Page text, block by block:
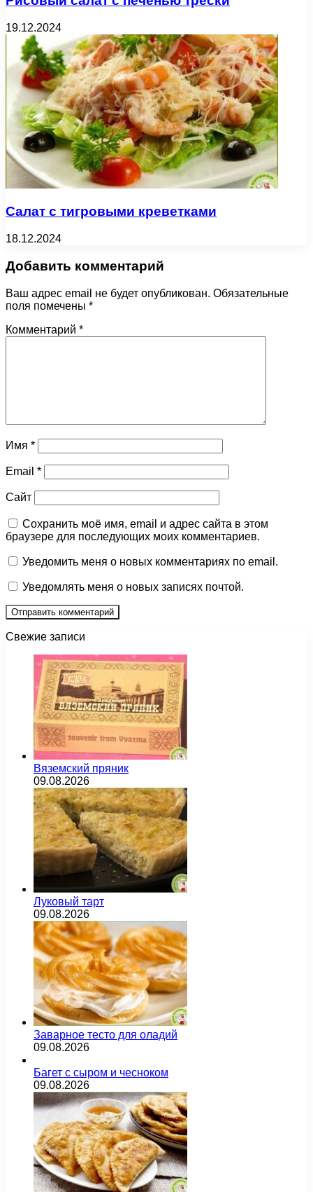
19.12.2024
Салат с тигровыми креветками
18.12.2024
Добавить комментарий
Ваш адрес email не будет опубликован. Обязательные
поля помечены *
Комментарий *
Имя *
Email *
Сайт
Сохранить моё имя, email и адрес сайта в этом
браузере для последующих моих комментариев.
Уведомить меня о новых комментариях по email.
Уведомлять меня о новых записях почтой.
Свежие записи
Вяземский пряник
09.08.2026
Луковый тарт
09.08.2026
Заварное тесто для оладий
09.08.2026
Багет с сыром и чесноком
09.08.2026